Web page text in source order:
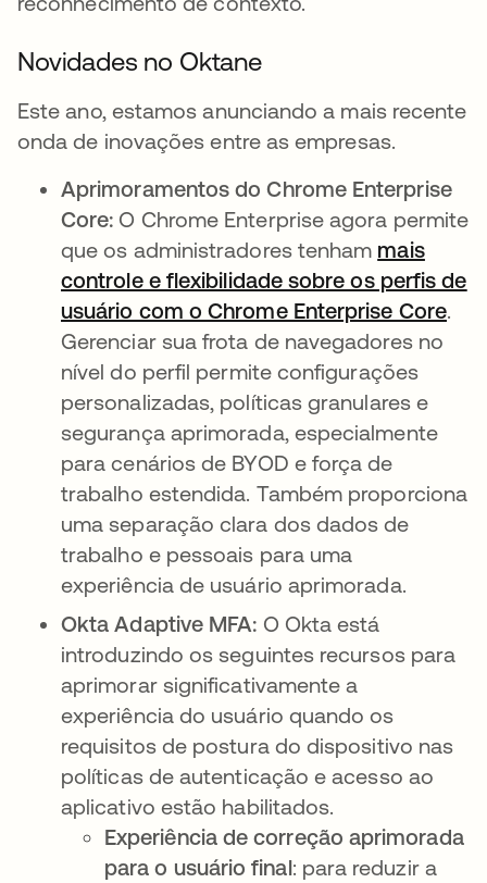
Novidades no Oktane
Este ano, estamos anunciando a mais recente
onda de inovações entre as empresas.
Aprimoramentos do Chrome Enterprise
Core: O Chrome Enterprise agora permite
que os administradores tenham mais
controle e flexibilidade sobre os perfis de
usuário com o Chrome Enterprise Core.
Gerenciar sua frota de navegadores no
nível do perfil permite configurações
personalizadas, políticas granulares e
segurança aprimorada, especialmente
para cenários de BYOD e força de
trabalho estendida. Também proporciona
uma separação clara dos dados de
trabalho e pessoais para uma
experiência de usuário aprimorada.
Okta Adaptive MFA: O Okta está
introduzindo os seguintes recursos para
aprimorar significativamente a
experiência do usuário quando os
requisitos de postura do dispositivo nas
políticas de autenticação e acesso ao
aplicativo estão habilitados.
Experiência de correção aprimorada
para o usuário final: para reduzir a